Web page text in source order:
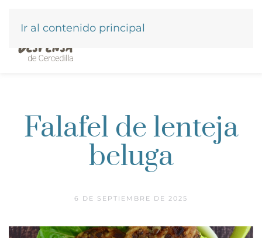
Ir al contenido principal
Falafel de lenteja
beluga
6 DE SEPTIEMBRE DE 2025